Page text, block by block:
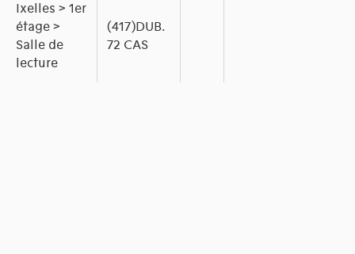
Ixelles > 1er
étage >
Salle de
lecture
(417)DUB.
72 CAS